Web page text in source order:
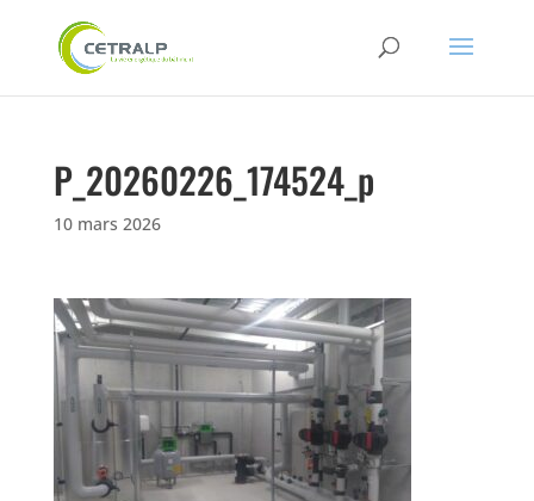
P_20260226_174524_p
10 mars 2026